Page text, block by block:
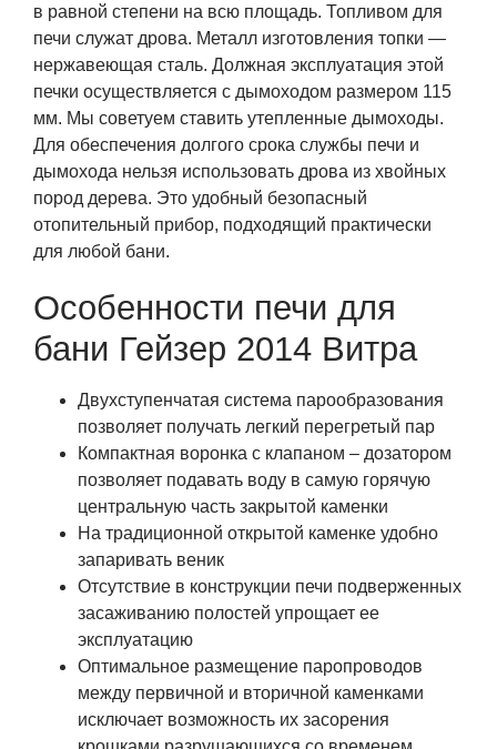
в равной степени на всю площадь. Топливом для
печи служат дрова. Металл изготовления топки —
нержавеющая сталь. Должная эксплуатация этой
печки осуществляется с дымоходом размером 115
мм. Мы советуем ставить утепленные дымоходы.
Для обеспечения долгого срока службы печи и
дымохода нельзя использовать дрова из хвойных
пород дерева. Это удобный безопасный
отопительный прибор, подходящий практически
для любой бани.
Особенности печи для
бани Гейзер 2014 Витра
Двухступенчатая система парообразования
позволяет получать легкий перегретый пар
Компактная воронка с клапаном – дозатором
позволяет подавать воду в самую горячую
центральную часть закрытой каменки
На традиционной открытой каменке удобно
запаривать веник
Отсутствие в конструкции печи подверженных
засаживанию полостей упрощает ее
эксплуатацию
Оптимальное размещение паропроводов
между первичной и вторичной каменками
исключает возможность их засорения